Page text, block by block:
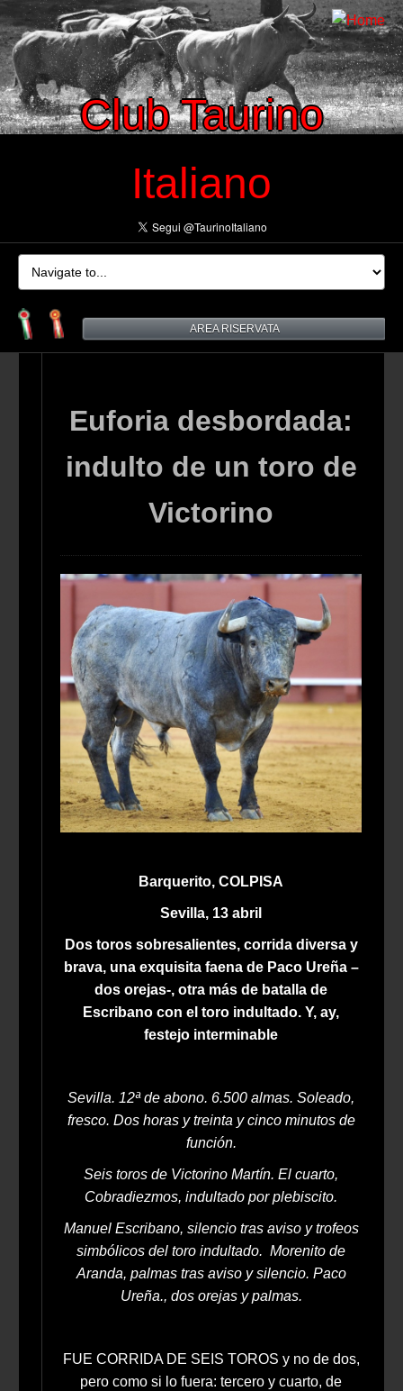
Club Taurino
Italiano
AREA RISERVATA
Euforia desbordada:
indulto de un toro de
Victorino
Barquerito, COLPISA
Sevilla, 13 abril
Dos toros sobresalientes, corrida diversa y
brava, una exquisita faena de Paco Ureña –
dos orejas-, otra más de batalla de
Escribano con el toro indultado. Y, ay,
festejo interminable
Sevilla. 12ª de abono. 6.500 almas. Soleado,
fresco. Dos horas y treinta y cinco minutos de
función.
Seis toros de Victorino Martín. El cuarto,
Cobradiezmos, indultado por plebiscito.
Manuel Escribano, silencio tras aviso y trofeos
simbólicos del toro indultado. Morenito de
Aranda, palmas tras aviso y silencio. Paco
Ureña., dos orejas y palmas.
FUE CORRIDA DE SEIS TOROS y no de dos,
pero como si lo fuera: tercero y cuarto, de